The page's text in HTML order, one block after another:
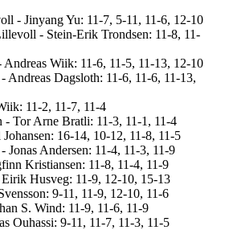
- Jinyang Yu: 11-7, 5-11, 11-6, 12-10
- Stein-Erik Trondsen: 11-8, 11-
Andreas Wiik: 11-6, 11-5, 11-13, 12-10
Dagsloth: 11-6, 11-6, 11-13,
11-2, 11-7, 11-4
- Tor Arne Bratli: 11-3, 11-1, 11-4
16-14, 10-12, 11-8, 11-5
Andersen: 11-4, 11-3, 11-9
Kristiansen: 11-8, 11-4, 11-9
Husveg: 11-9, 12-10, 15-13
9-11, 11-9, 12-10, 11-6
S. Wind: 11-9, 11-6, 11-9
Ouhassi: 9-11, 11-7, 11-3, 11-5